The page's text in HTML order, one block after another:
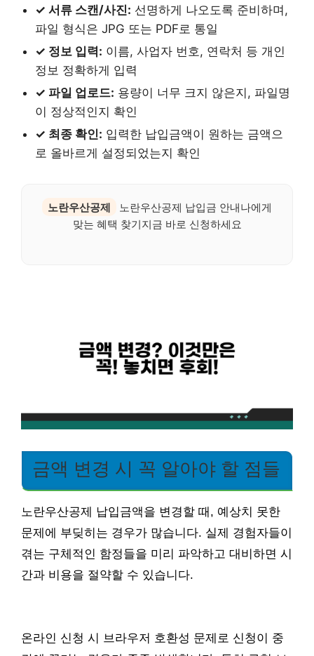
✓ 서류 스캔/사진: 선명하게 나오도록 준비하며,
파일 형식은 JPG 또는 PDF로 통일
✓ 정보 입력: 이름, 사업자 번호, 연락처 등 개인
정보 정확하게 입력
✓ 파일 업로드: 용량이 너무 크지 않은지, 파일명
이 정상적인지 확인
✓ 최종 확인: 입력한 납입금액이 원하는 금액으
로 올바르게 설정되었는지 확인
노란우산공제
노란우산공제 납입금 안내나에게
맞는 혜택 찾기지금 바로 신청하세요
금액 변경 시 꼭 알아야 할 점들
노란우산공제 납입금액을 변경할 때, 예상치 못한
문제에 부딪히는 경우가 많습니다. 실제 경험자들이
겪는 구체적인 함정들을 미리 파악하고 대비하면 시
간과 비용을 절약할 수 있습니다.
온라인 신청 시 브라우저 호환성 문제로 신청이 중